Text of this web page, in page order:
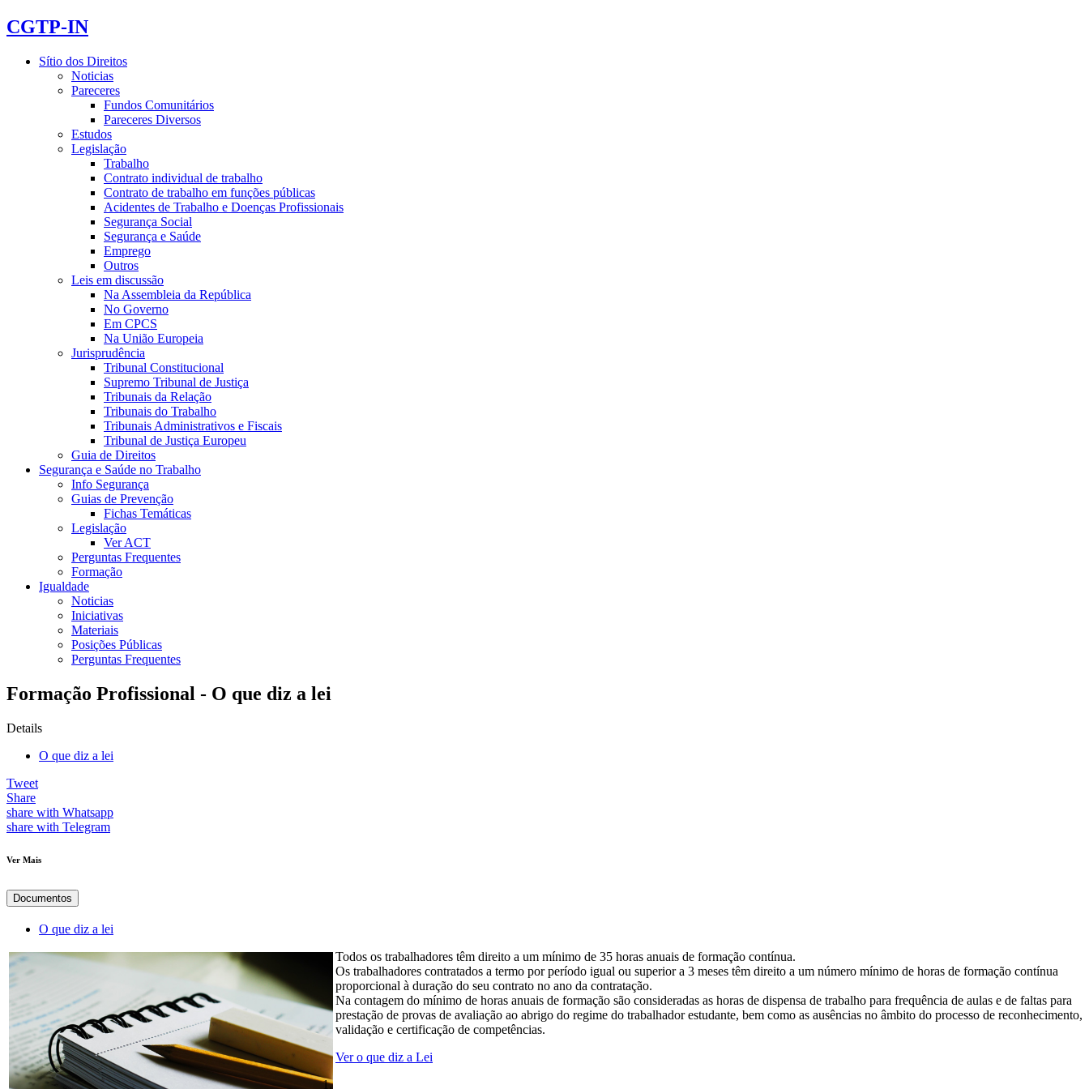
CGTP-IN
Sítio dos Direitos
Noticias
Pareceres
Fundos Comunitários
Pareceres Diversos
Estudos
Legislação
Trabalho
Contrato individual de trabalho
Contrato de trabalho em funções públicas
Acidentes de Trabalho e Doenças Profissionais
Segurança Social
Segurança e Saúde
Emprego
Outros
Leis em discussão
Na Assembleia da República
No Governo
Em CPCS
Na União Europeia
Jurisprudência
Tribunal Constitucional
Supremo Tribunal de Justiça
Tribunais da Relação
Tribunais do Trabalho
Tribunais Administrativos e Fiscais
Tribunal de Justiça Europeu
Guia de Direitos
Segurança e Saúde no Trabalho
Info Segurança
Guias de Prevenção
Fichas Temáticas
Legislação
Ver ACT
Perguntas Frequentes
Formação
Igualdade
Noticias
Iniciativas
Materiais
Posições Públicas
Perguntas Frequentes
Formação Profissional - O que diz a lei
Details
O que diz a lei
Tweet
Share
share with Whatsapp
share with Telegram
Ver Mais
Documentos
O que diz a lei
Todos os trabalhadores têm direito a um mínimo de 35 horas anuais de formação contínua.
Os trabalhadores contratados a termo por período igual ou superior a 3 meses têm direito a um número mínimo de horas de formação contínua
proporcional à duração do seu contrato no ano da contratação.
Na contagem do mínimo de horas anuais de formação são consideradas as horas de dispensa de trabalho para frequência de aulas e de faltas para
prestação de provas de avaliação ao abrigo do regime do trabalhador estudante, bem como as ausências no âmbito do processo de reconhecimento,
validação e certificação de competências.
Ver o que diz a Lei